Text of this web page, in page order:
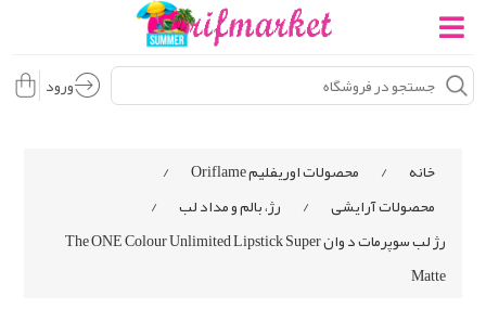
ورود
خانه / محصولات اوریفلیم Oriflame
/
محصولات آرایشی
/ رژ، بالم و مداد لب
/
رژ لب سوپرمات د وان The ONE Colour Unlimited Lipstick Super
Matte